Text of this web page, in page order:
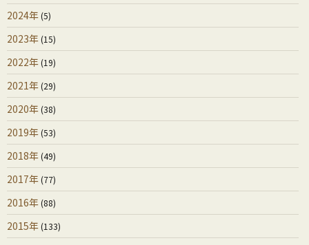
2024年(5)
2023年(15)
2022年(19)
2021年(29)
2020年(38)
2019年(53)
2018年(49)
2017年(77)
2016年(88)
2015年(133)